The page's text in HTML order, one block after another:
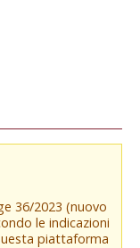
36/2023 (nuovo
le indicazioni
piattaforma